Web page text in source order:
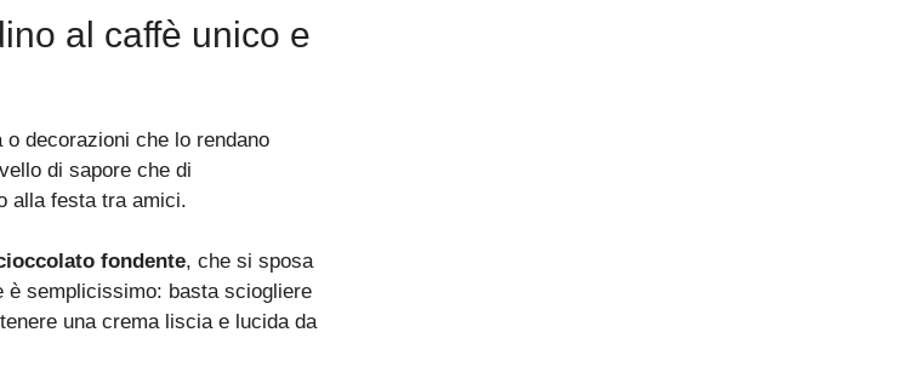
al caffè unico e
decorazioni che lo rendano
di sapore che di
alla festa tra amici.
fondente, che si sposa
è semplicissimo: basta sciogliere
una crema liscia e lucida da